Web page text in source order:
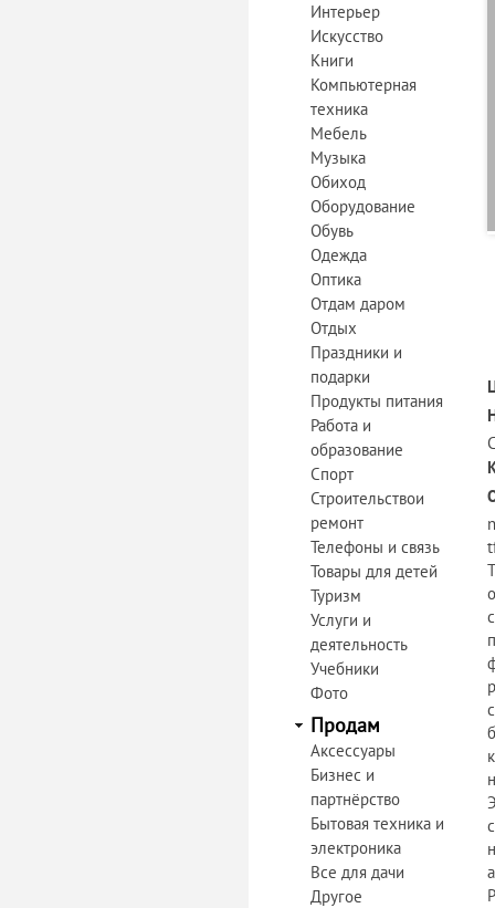
Интерьер
Искусство
Книги
Компьютерная
техника
Мебель
Музыка
Обиход
Оборудование
Обувь
Одежда
Оптика
Отдам даром
Отдых
Праздники и
подарки
Продукты питания
Работа и
образование
Спорт
Строительствои
ремонт
Телефоны и связь
Товары для детей
Туризм
Услуги и
деятельность
Учебники
Фото
Продам
Аксессуары
Бизнес и
партнёрство
Бытовая техника и
электроника
Все для дачи
Другое